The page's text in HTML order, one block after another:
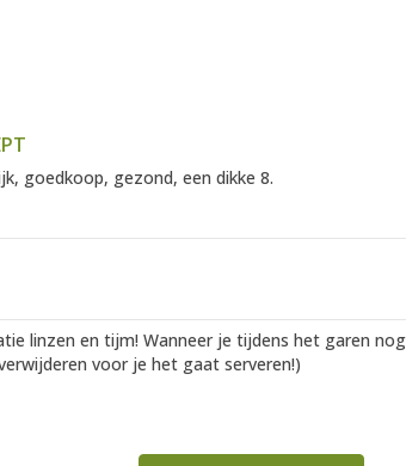
goedkoop, gezond, een dikke 8.
linzen en tijm! Wanneer je tijdens het garen
voor je het gaat serveren!)